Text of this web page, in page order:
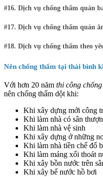
#16. Dịch vụ chống thấm quán
#17. Dịch vụ chống thấm quán
#18. Dịch vụ chống thấm theo
Nên chống thấm tại thái bình
Với hơn 20 năm thi công
nên chống thấm dột khi:
Khi xây dựng mới công
Khi làm nhà có sân
Khi làm nhà vệ sinh
Khi xây dựng ở những
Khi làm nhà tiền chế đổ
Khi làm máng xối thoát
Khi xây bồn nước trên
Khi xây bể nước hồ bơi